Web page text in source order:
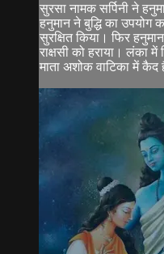
सुरसा नामक सर्पिनी ने
हनुमान ने बुद्धि का
सुरक्षित किया। फिर
राक्षसी को हराया। लंका में
माता अशोक वाटिका में कैद